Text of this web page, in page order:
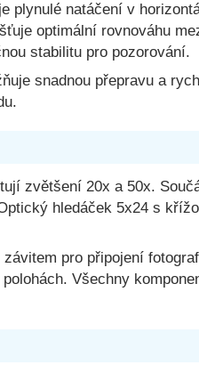
plynulé natáčení v
optimální rovnováhu
stabilitu pro pozorování.
snadnou přepravu a
zvětšení 20x a 50x.
hledáček 5x24 s
pro připojení
Všechny